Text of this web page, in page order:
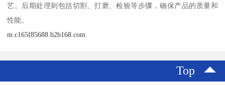
艺。后期处理则包括切割、打磨、检验等步骤，确保产品的质量和
性能。
m.c165f85688.b2b168.com
Top